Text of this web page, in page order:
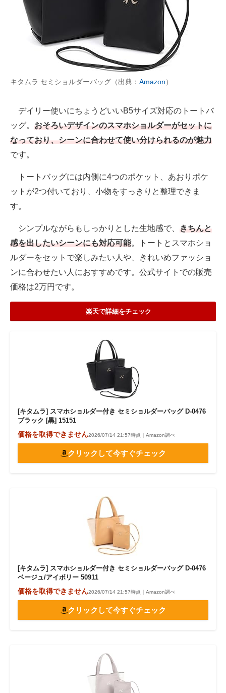
キタムラ セミショルダーバッグ（出典： Amazon）
デイリー使いにちょうどいいB5サイズ対応のトートバ
ッグ。 おそろいデザインのスマホショルダーがセットに
なっており、シーンに合わせて使い分けられるのが魅力
です。
トートバッグには内側に4つのポケット、あおりポケ
ットが2つ付いており、小物をすっきりと整理できま
す。
シンプルながらもしっかりとした生地感で、 きちんと
感を出したいシーンにも対応可能。トートとスマホショ
ルダーをセットで楽しみたい人や、きれいめファッショ
ンに合わせたい人におすすめです。公式サイトでの販売
価格は2万円です。
楽天で詳細をチェック
[キタムラ] スマホショルダー付き セミショルダーバッグ D-0476
ブラック [黒] 15151
価格を取得できません2026/07/14 21:57時点｜Amazon調べ
クリックして今すぐチェック
[キタムラ] スマホショルダー付き セミショルダーバッグ D-0476
ベージュ/アイボリー 50911
価格を取得できません2026/07/14 21:57時点｜Amazon調べ
クリックして今すぐチェック